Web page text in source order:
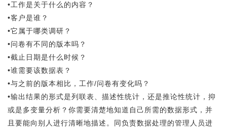
•工作是关于什么的内容？
•客户是谁？
•它属于哪类调研？
•问卷有不同的版本吗？
•截止日期是什么时候？
•谁需要该数据表？
•与之前的版本相比，工作/问卷有变化吗？
•输出结果的形式是列联表、描述性统计，还是推论性统计，抑
或是多变量分析？你需要清楚地知道自己所需的数据形式，并
且要能向别人进行清晰地描述。同负责数据处理的管理人员进